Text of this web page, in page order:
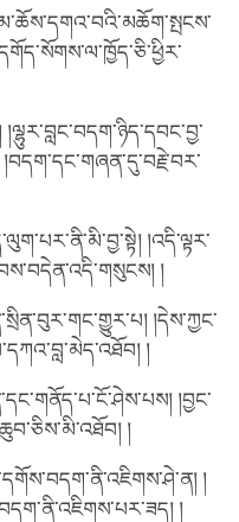
།འདི་ལྟར་
།
།དེས་ཀྱང་
།
།བྱང་
།
།
།